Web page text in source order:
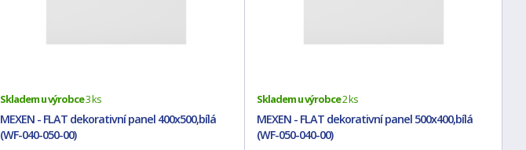
Skladem u výrobce3 ks
MEXEN - FLAT dekorativní panel 400x500,bílá
(WF-040-050-00)
Skladem u výrobce2 ks
MEXEN - FLAT dekorativní panel 500x400,bílá
(WF-050-040-00)